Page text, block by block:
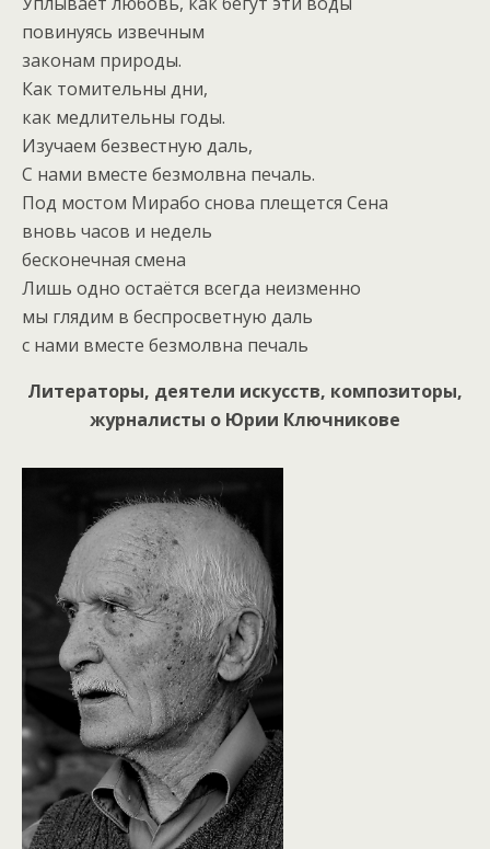
повинуясь извечным
законам природы.
Как томительны дни,
как медлительны годы.
Изучаем безвестную даль,
С нами вместе безмолвна печаль.
Под мостом Мирабо снова плещется Сена
вновь часов и недель
бесконечная смена
Лишь одно остаётся всегда неизменно
мы глядим в беспросветную даль
с нами вместе безмолвна печаль
Литераторы, деятели искусств, композиторы,
журналисты о Юрии Ключникове